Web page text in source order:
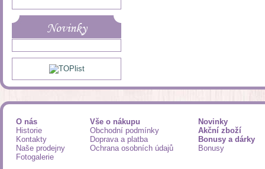
Novinky
O nás
Historie
Kontakty
Naše prodejny
Fotogalerie
Vše o nákupu
Obchodní podmínky
Doprava a platba
Ochrana osobních údajů
Novinky
Akční zboží
Bonusy a dárky
Bonusy